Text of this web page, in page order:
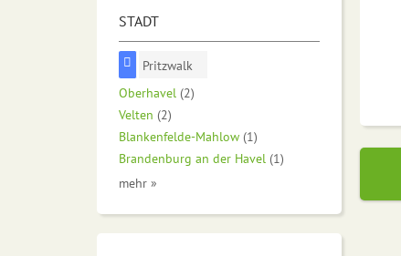
STADT
Pritzwalk
Oberhavel (2)
Velten (2)
Blankenfelde-Mahlow (1)
Brandenburg an der Havel (1)
mehr »